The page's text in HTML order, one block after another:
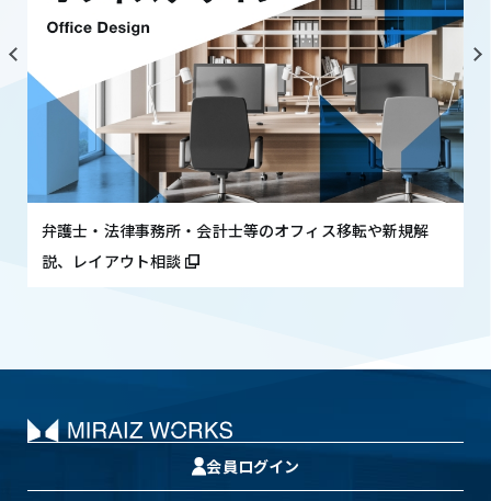
弁護士・法律事務所・会計士等のオフィス移転や新規解
説、レイアウト相談
会員ログイン